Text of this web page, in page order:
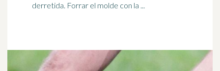
derretida. Forrar el molde con la ...